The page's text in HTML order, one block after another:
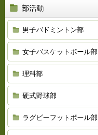
部活動
男子バドミントン部
女子バスケットボール部
理科部
硬式野球部
ラグビーフットボール部